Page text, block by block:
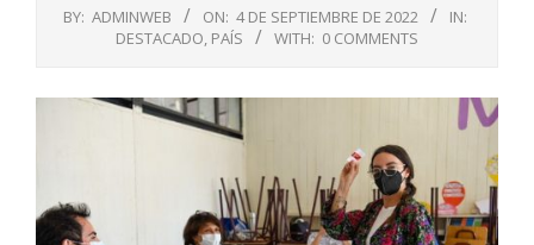
BY: ADMINWEB ON: 4 DE SEPTIEMBRE DE 2022
IN:
DESTACADO, PAÍS WITH: 0 COMMENTS